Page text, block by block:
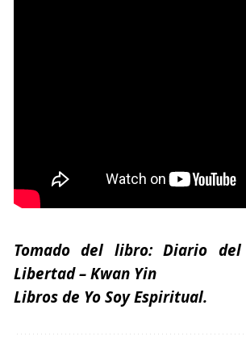
Tomado del libro:Diario
Libertad–Kwan Yin
Libros de Yo Soy Espiritual.